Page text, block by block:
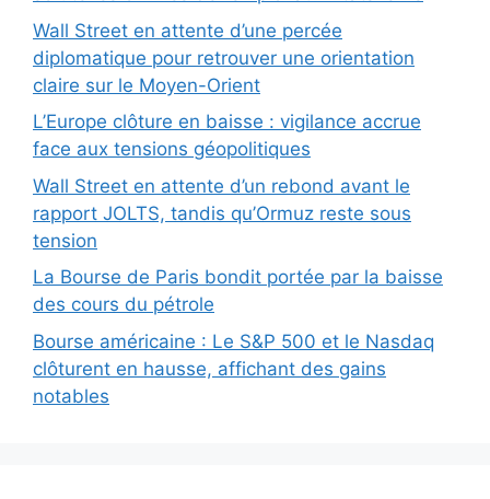
Wall Street en attente d’une percée
diplomatique pour retrouver une orientation
claire sur le Moyen-Orient
L’Europe clôture en baisse : vigilance accrue
face aux tensions géopolitiques
Wall Street en attente d’un rebond avant le
rapport JOLTS, tandis qu’Ormuz reste sous
tension
La Bourse de Paris bondit portée par la baisse
des cours du pétrole
Bourse américaine : Le S&P 500 et le Nasdaq
clôturent en hausse, affichant des gains
notables